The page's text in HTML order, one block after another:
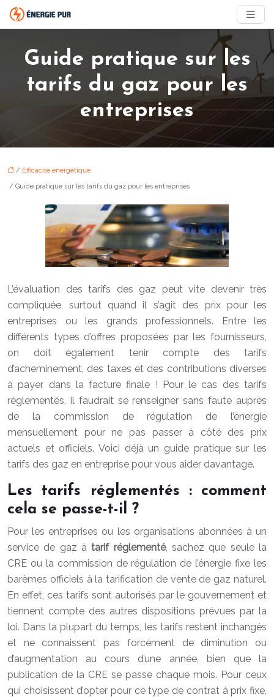
Guide pratique sur les
tarifs du gaz pour les
entreprises
/ Efficacité énergétique
/ Guide pratique sur les tarifs du gaz pour les entreprises
L’évaluation des tarifs des gaz peut vite devenir très
compliquée, surtout quand il s’agit des prix pour les
entreprises ou les grands professionnels. Entre les
différents types d’offres proposées par les fournisseurs,
on doit également tenir compte des tarifs
d’acheminement, des taxes et des contributions diverses
à payer dans la facture finale ! Pour le cas des tarifs
réglementés, il faudrait se renseigner sans faute auprès
de la commission de régulation de l’énergie
mensuellement pour ne pas passer à côté des prix
actuels et officiels. Voici déjà un guide pratique sur les
tarifs des gaz en entreprise pour vous aider davantage.
Les tarifs réglementés : comment
cela se passe-t-il ?
Pour les entreprises ou les organisations abonnées à un
service de gaz àtarif réglementé, sachez que seule la
CRE ou la commission de régulation de l’énergie fixe les
barèmes officiels à la tarification de vente de gaz naturel.
En effet, ces tarifs sont autorisés par le gouvernement et
tiennent compte des autres dispositions prévues par la
loi. Dans la plupart du temps, les tarifs restent inchangés
et ne connaissent pas forcément de diminution ou
d’augmentation au cours d’une année, bien que la
publication de la CRE se passe chaque mois. Pour ceux
qui choisissent d’opter pour ce type de contrat à prix fixe,